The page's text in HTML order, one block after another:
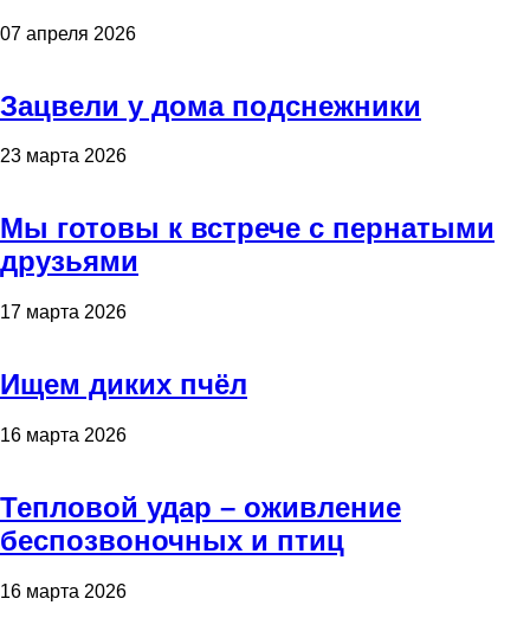
07 апреля 2026
Зацвели у дома подснежники
23 марта 2026
Мы готовы к встрече с пернатыми
друзьями
17 марта 2026
Ищем диких пчёл
16 марта 2026
Тепловой удар – оживление
беспозвоночных и птиц
16 марта 2026